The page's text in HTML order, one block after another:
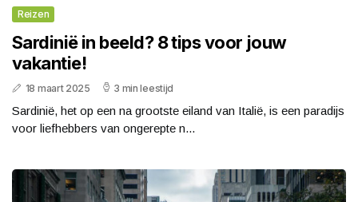
Reizen
Sardinië in beeld? 8 tips voor jouw
vakantie!
18 maart 2025 3 min leestijd
Sardinië, het op een na grootste eiland van Italië, is een paradijs
voor liefhebbers van ongerepte n...